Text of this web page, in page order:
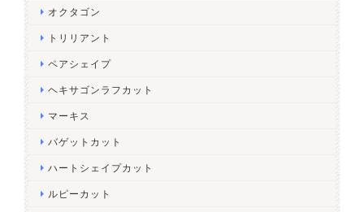
オクタゴン
トリリアント
ペアシェイプ
ヘキサゴンラフカット
マーキス
バゲットカット
ハートシェイプカット
ルピーカット